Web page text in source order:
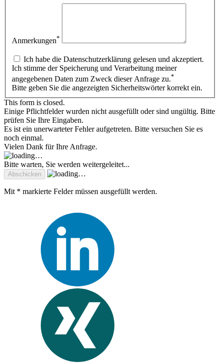
Anmerkungen*
Ich habe die Datenschutzerklärung gelesen und akzeptiert.
Ich stimme der Speicherung und Verarbeitung meiner
angegebenen Daten zum Zweck dieser Anfrage zu.*
Bitte geben Sie die angezeigten Sicherheitswörter korrekt ein.
This form is closed.
Einige Pflichtfelder wurden nicht ausgefüllt oder sind ungültig. Bitte
prüfen Sie Ihre Eingaben.
Es ist ein unerwarteter Fehler aufgetreten. Bitte versuchen Sie es
noch einmal.
Vielen Dank für Ihre Anfrage.
Bitte warten, Sie werden weitergeleitet...
Mit * markierte Felder müssen ausgefüllt werden.